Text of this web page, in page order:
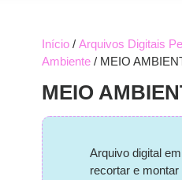
Início / Arquivos Digitais
Ambiente / MEIO
MEIO
Arquivo digital
recortar e